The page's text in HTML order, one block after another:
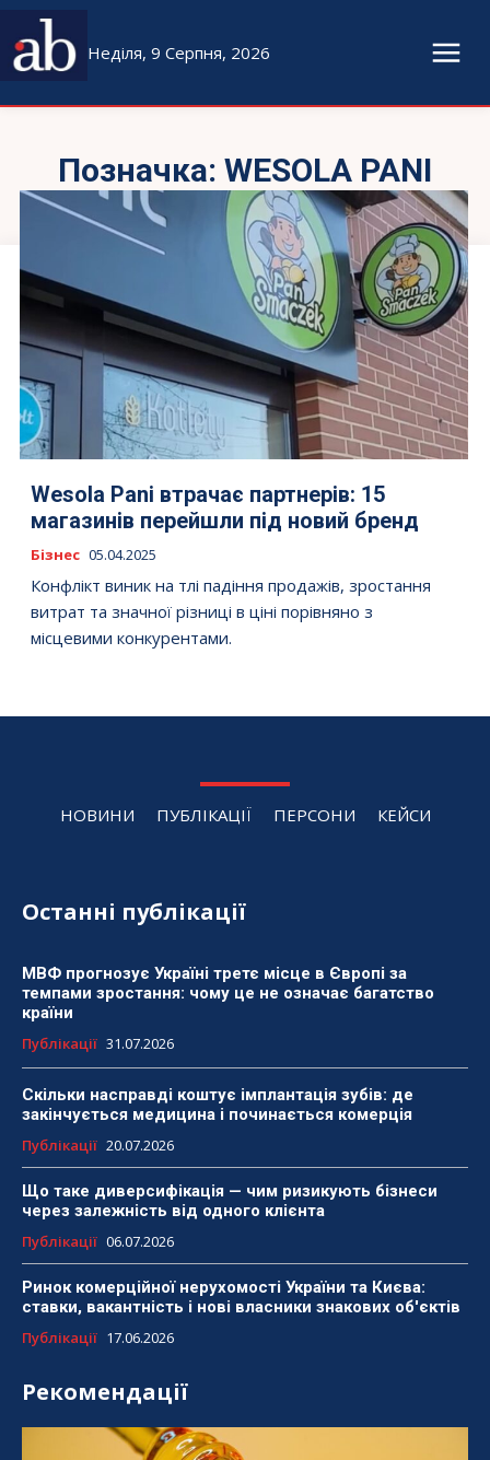
Неділя, 9 Серпня, 2026
Позначка: WESOLA PANI
Wesola Pani втрачає партнерів: 15
магазинів перейшли під новий бренд
Бізнес 05.04.2025
Конфлікт виник на тлі падіння продажів, зростання
витрат та значної різниці в ціні порівняно з
місцевими конкурентами.
НОВИНИ ПУБЛІКАЦІЇ ПЕРСОНИ КЕЙСИ
Останні публікації
МВФ прогнозує Україні третє місце в Європі за
темпами зростання: чому це не означає багатство
країни
Публікації 31.07.2026
Скільки насправді коштує імплантація зубів: де
закінчується медицина і починається комерція
Публікації 20.07.2026
Що таке диверсифікація — чим ризикують бізнеси
через залежність від одного клієнта
Публікації 06.07.2026
Ринок комерційної нерухомості України та Києва:
ставки, вакантність і нові власники знакових об'єктів
Публікації 17.06.2026
Рекомендації